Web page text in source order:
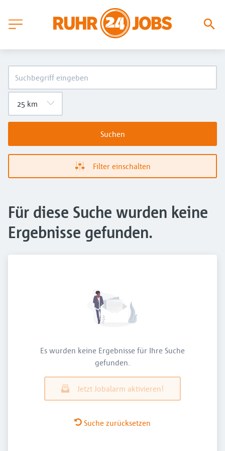
Suchen
Filter einschalten
Für diese Suche wurden keine
Ergebnisse gefunden.
Es wurden keine Ergebnisse für Ihre Suche
gefunden.
Jetzt Jobalarm aktivieren!
Suche zurücksetzen